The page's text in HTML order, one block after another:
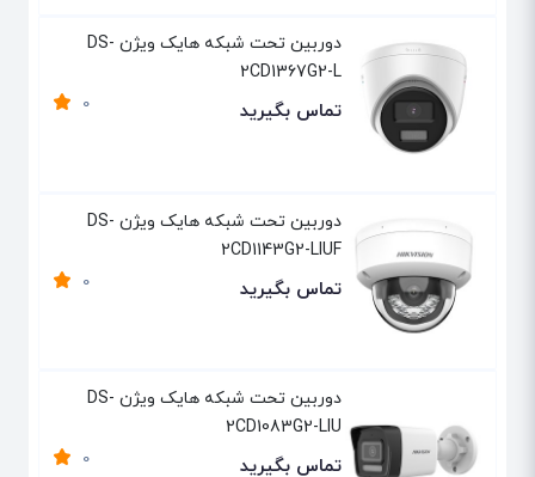
دوربین تحت شبکه هایک ویژن DS-
2CD1367G2-L
0 تماس بگیرید
دوربین تحت شبکه هایک ویژن DS-
2CD1143G2-LIUF
0 تماس بگیرید
دوربین تحت شبکه هایک ویژن DS-
2CD1083G2-LIU
0 تماس بگیرید